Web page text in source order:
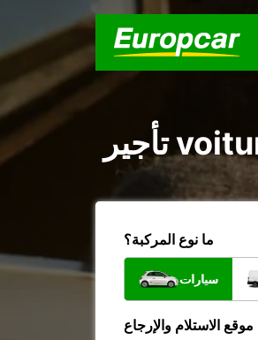
ما نوع المركبة؟
سيارات
موقع الاستلام والإرجاع